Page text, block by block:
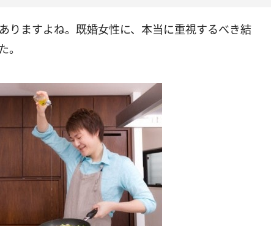
りますよね。既婚女性に、本当に重視するべき結
。